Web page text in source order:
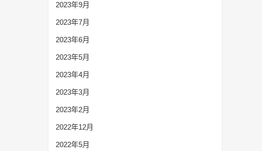
2023年9月
2023年7月
2023年6月
2023年5月
2023年4月
2023年3月
2023年2月
2022年12月
2022年5月